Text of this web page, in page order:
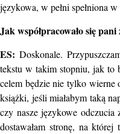
językowa, w pełni spełniona
Jak współpracowało się pani
ES: Doskonale.
tekstu w takim stopniu, jak to
celem będzie nie tylko wierne
książki, jeśli miałabym taką
czy nasze językowe odczucia
dostawałam stronę, na